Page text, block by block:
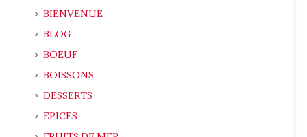
BIENVENUE
BLOG
BOEUF
BOISSONS
DESSERTS
EPICES